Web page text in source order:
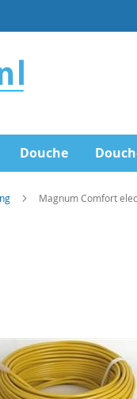
Douche
Magnum Comfort